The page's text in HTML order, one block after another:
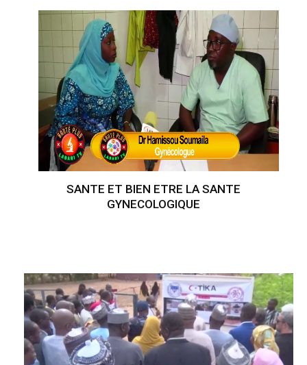
SANTE ET BIEN ETRE LA SANTE
GYNECOLOGIQUE